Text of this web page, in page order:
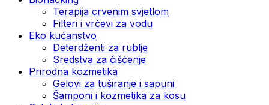
Terapija crvenim svjetlom
Filteri i vrčevi za vodu
Eko kućanstvo
Deterdženti za rublje
Sredstva za čišćenje
Prirodna kozmetika
Gelovi za tuširanje i sapuni
Šamponi i kozmetika za kosu